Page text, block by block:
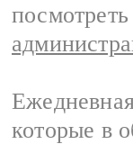
которые в